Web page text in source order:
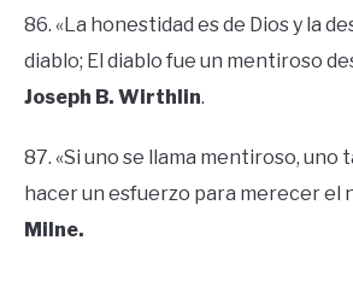
86. «La honestidad es de Dios y la
diablo; El diablo fue un mentiroso
Joseph B. Wirthlin.
87. «Si uno se llama mentiroso, uno
hacer un esfuerzo para merecer el
Milne.